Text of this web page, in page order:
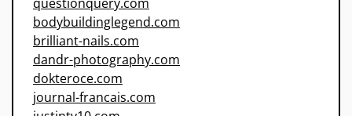
bodybuildinglegend.com
brilliant-nails.com
dandr-photography.com
dokteroce.com
journal-francais.com